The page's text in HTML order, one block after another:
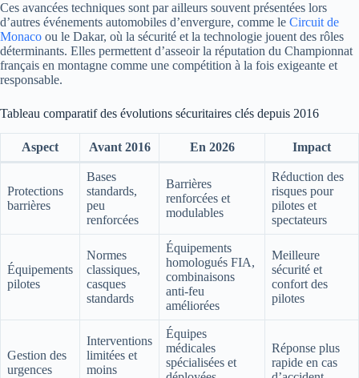
Ces avancées techniques sont par ailleurs souvent présentées lors
d’autres événements automobiles d’envergure, comme le Circuit de
Monaco ou le Dakar, où la sécurité et la technologie jouent des rôles
déterminants. Elles permettent d’asseoir la réputation du Championnat
français en montagne comme une compétition à la fois exigeante et
responsable.
Tableau comparatif des évolutions sécuritaires clés depuis 2016
Aspect Avant 2016 En 2026 Impact
Protections
barrières
Bases
standards,
peu
renforcées
Barrières
renforcées et
modulables
Réduction des
risques pour
pilotes et
spectateurs
Équipements
pilotes
Normes
classiques,
casques
standards
Équipements
homologués FIA,
combinaisons
anti-feu
améliorées
Meilleure
sécurité et
confort des
pilotes
Gestion des
urgences
Interventions
limitées et
moins
Équipes
médicales
spécialisées et
Réponse plus
rapide en cas